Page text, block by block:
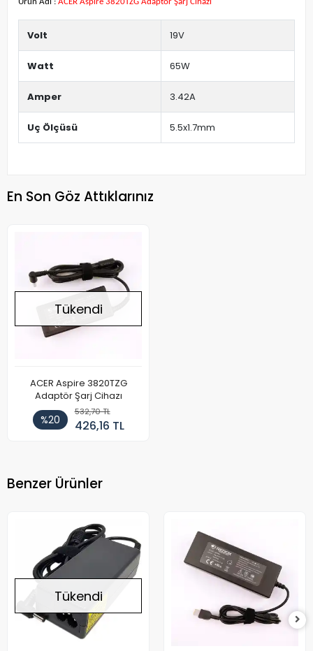
Ürün Adı : ACER Aspire 3820TZG Adaptör Şarj Cihazı
Volt 19V
Watt 65W
Amper 3.42A
Uç Ölçüsü 5.5x1.7mm
En Son Göz Attıklarınız
Tükendi
ACER Aspire 3820TZG
Adaptör Şarj Cihazı
%20
532,70 TL
426,16 TL
Benzer Ürünler
Tükendi